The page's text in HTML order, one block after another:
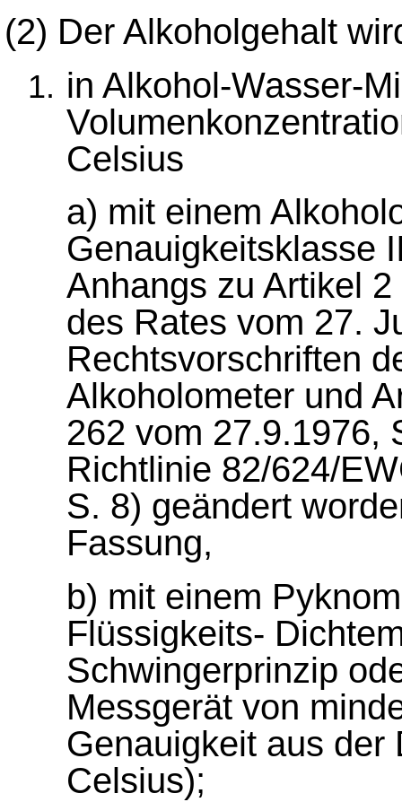
(2) Der Alkoholgehalt
in Alkohol-Wasser-
Celsius
a) mit einem
Genauigkeitsklasse
Anhangs zu Artikel
des Rates vom 27.
Rechtsvorschriften
Alkoholometer und
262 vom 27.9.1976,
Richtlinie 82/624/
S. 8) geändert
Fassung,
b) mit einem
Flüssigkeits-
Schwingerprinzip
Messgerät von
Genauigkeit aus der
Celsius);